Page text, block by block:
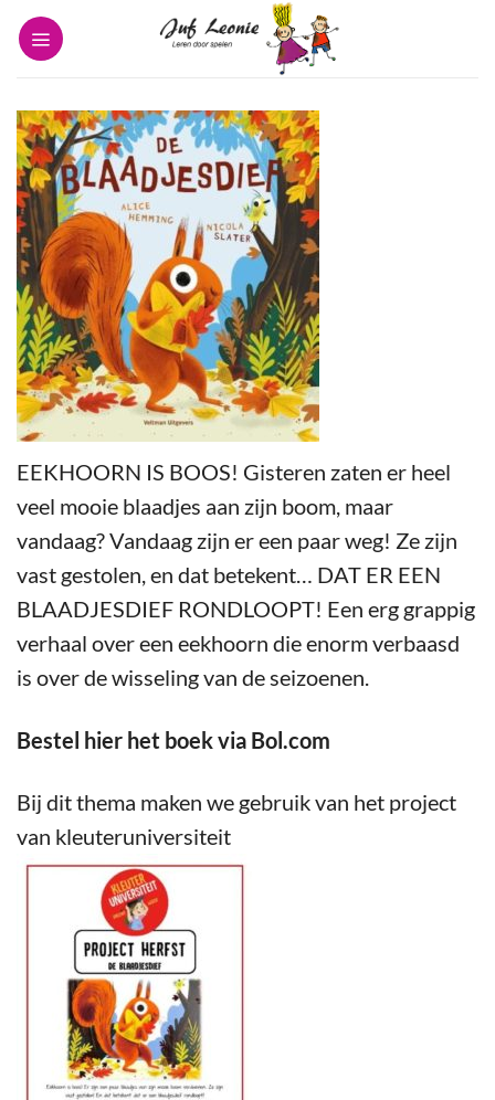
Ga
naar
EEKHOORN IS BOOS! Gisteren zaten er heel
veel mooie blaadjes aan zijn boom, maar
vandaag? Vandaag zijn er een paar weg! Ze zijn
vast gestolen, en dat betekent… DAT ER EEN
BLAADJESDIEF RONDLOOPT! Een erg grappig
verhaal over een eekhoorn die enorm verbaasd
is over de wisseling van de seizoenen.
Bestel hier het boek via Bol.com
Bij dit thema maken we gebruik van het project
van kleuteruniversiteit